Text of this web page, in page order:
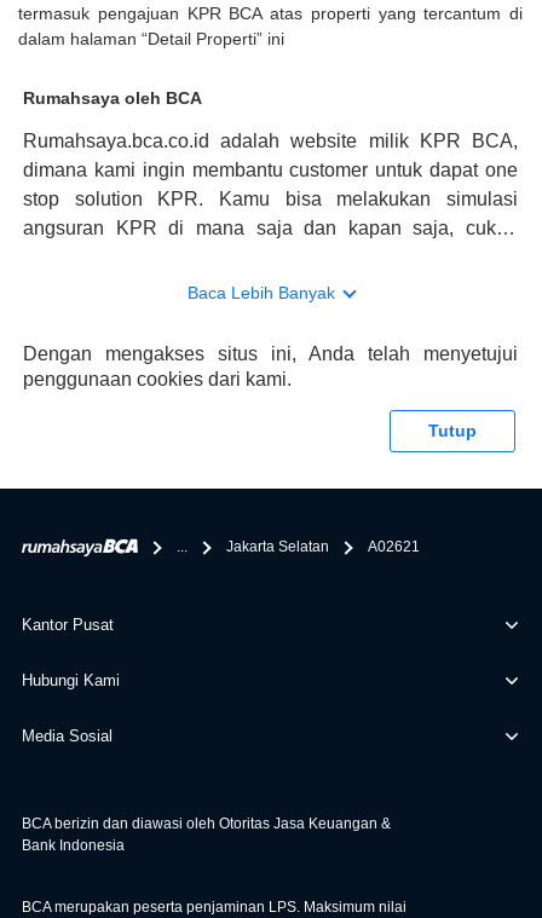
termasuk pengajuan KPR BCA atas properti yang tercantum di
dalam halaman “Detail Properti” ini
Rumahsaya oleh BCA
Rumahsaya.bca.co.id adalah website milik KPR BCA,
dimana kami ingin membantu customer untuk dapat one
stop solution KPR. Kamu bisa melakukan simulasi
angsuran KPR di mana saja dan kapan saja, cukup
konsultasi mengenai KPR, maka ada layanan live chat
memberikan keuntungan yang berlipat, persyaratan
pengajuan KPR BCA juga sangat mudah, kamu bisa cek
tentang properti disini BCA hanya sebagai pihak
bertanggung jawab terhadap informasi yang rekanan
Baca Lebih Banyak
Dengan mengakses situs ini, Anda telah menyetujui
penggunaan cookies dari kami.
Tutup
... Jakarta Selatan A02621
Kantor Pusat
Hubungi Kami
Media Sosial
BCA berizin dan diawasi oleh Otoritas Jasa Keuangan &
Bank Indonesia
BCA merupakan peserta penjaminan LPS. Maksimum nilai